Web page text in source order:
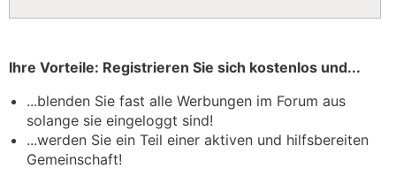
Ihre Vorteile: Registrieren Sie sich kostenlos und...
...blenden Sie fast alle Werbungen im Forum aus
solange sie eingeloggt sind!
...werden Sie ein Teil einer aktiven und hilfsbereiten
Gemeinschaft!